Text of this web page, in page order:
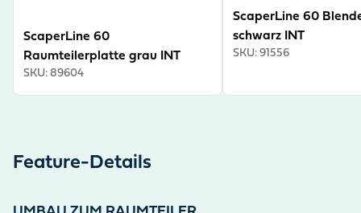
ScaperLine 60
Raumteilerplatte grau INT
SKU: 89604
ScaperLine 60
schwarz INT
SKU: 91556
Feature-Details